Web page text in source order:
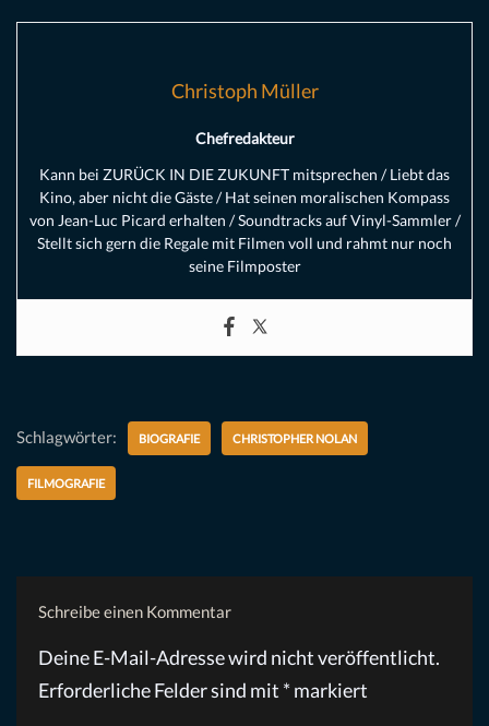
Christoph Müller
Chefredakteur
Kann bei ZURÜCK IN DIE ZUKUNFT mitsprechen / Liebt das
Kino, aber nicht die Gäste / Hat seinen moralischen Kompass
von Jean-Luc Picard erhalten / Soundtracks auf Vinyl-Sammler /
Stellt sich gern die Regale mit Filmen voll und rahmt nur noch
seine Filmposter
Schlagwörter: BIOGRAFIE CHRISTOPHER NOLAN
FILMOGRAFIE
Schreibe einen Kommentar
Deine E-Mail-Adresse wird nicht veröffentlicht.
Erforderliche Felder sind mit * markiert